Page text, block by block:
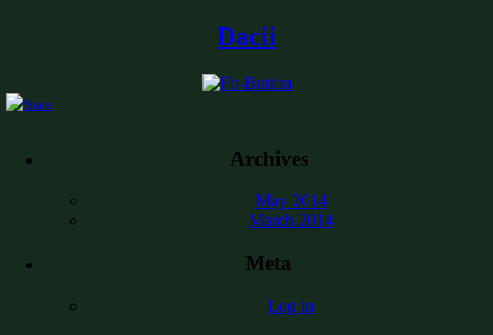
Dacii
Archives
May 2014
March 2014
Meta
Log in